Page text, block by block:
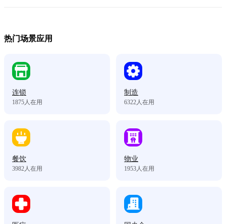
热门场景应用
连锁
1875人在用
制造
6322人在用
餐饮
3982人在用
物业
1953人在用